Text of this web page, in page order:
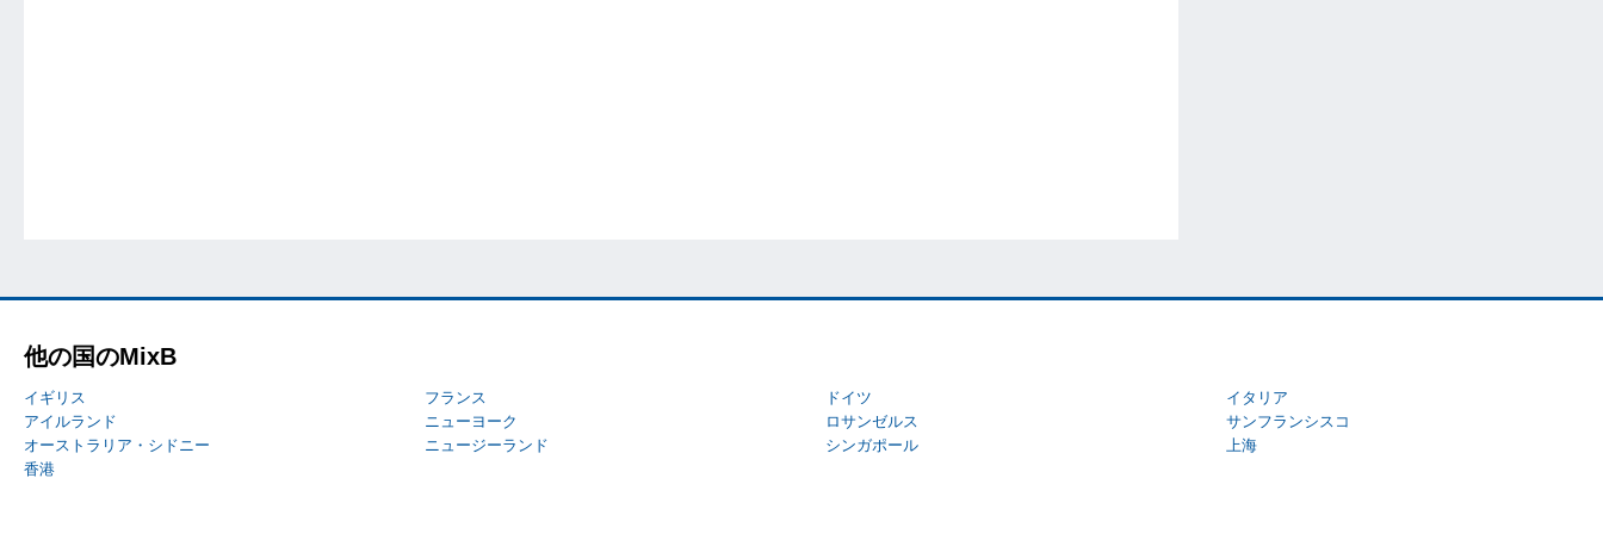
他の国のMixB
イギリス フランス ドイツ
イタリア
アイルランド
ニューヨーク ロサンゼルス
サンフランシスコ
オーストラリア・シドニー
ニュージーランド シンガポール
上海
香港